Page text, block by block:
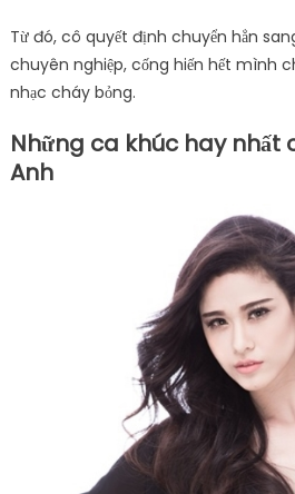
Từ đó, cô quyết định chuyển hẳn
chuyên nghiệp, cống hiến hết mình
nhạc cháy bỏng.
Những ca khúc hay nhất
Anh